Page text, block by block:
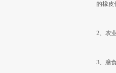
的橡皮
2、农
3、膳